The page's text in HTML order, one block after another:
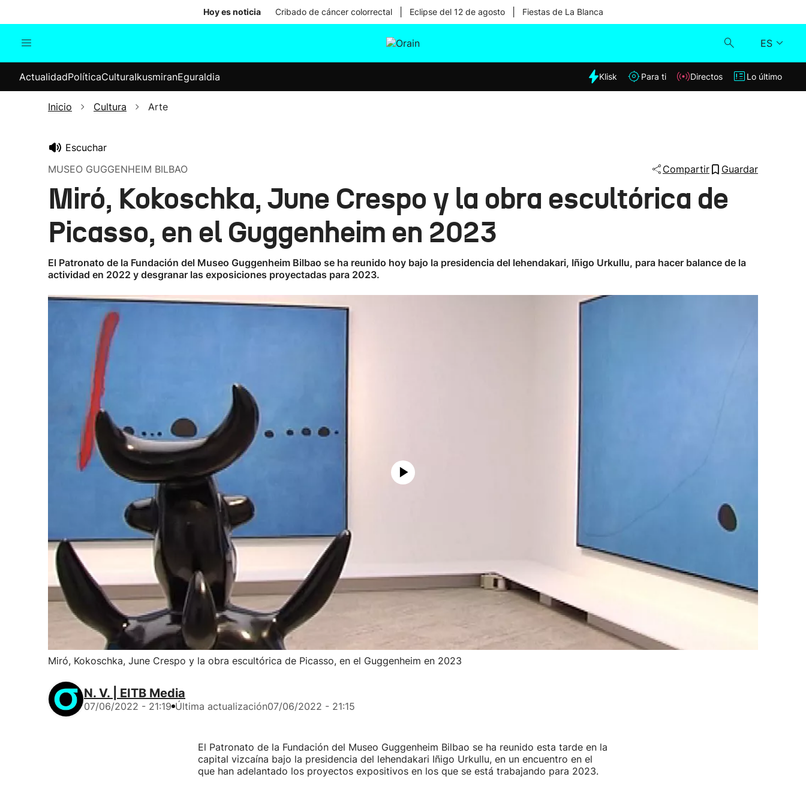
Hoy es noticia Cribado de cáncer colorrectal Eclipse del 12 de agosto Fiestas de La Blanca
ES
Internacional
Elecciones
Klisk
ActualidadPolíticaCulturaIkusmiranEguraldia Klisk Para ti Directos Lo último
Inicio Cultura Arte
Escuchar
MUSEO GUGGENHEIM BILBAO
Compartir Guardar
Miró, Kokoschka, June Crespo y la obra escultórica de
Picasso, en el Guggenheim en 2023
El Patronato de la Fundación del Museo Guggenheim Bilbao se ha reunido hoy bajo la presidencia del lehendakari, Iñigo Urkullu, para hacer balance de la
actividad en 2022 y desgranar las exposiciones proyectadas para 2023.
Miró, Kokoschka, June Crespo y la obra escultórica de Picasso, en el Guggenheim en 2023
N. V. | EITB Media
07/06/2022 - 21:19 Última actualización07/06/2022 - 21:15
El Patronato de la Fundación del Museo Guggenheim Bilbao se ha reunido esta tarde en la
capital vizcaína bajo la presidencia del lehendakari Iñigo Urkullu, en un encuentro en el
que han adelantado los proyectos expositivos en los que se está trabajando para 2023.